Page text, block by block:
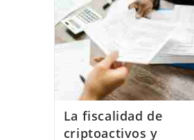
Es
Trazabilidad
Fondos
–
Diferencias
La fiscalidad de
criptoactivos y